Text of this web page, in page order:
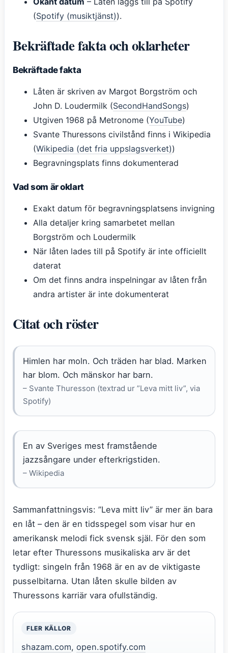
(Spotify (musiktjänst)).
Bekräftade fakta och oklarheter
Bekräftade fakta
Låten är skriven av Margot Borgström och
John D. Loudermilk (SecondHandSongs)
Utgiven 1968 på Metronome (YouTube)
Svante Thuressons civilstånd finns i Wikipedia
(Wikipedia (det fria uppslagsverket))
Begravningsplats finns dokumenterad
Vad som är oklart
Exakt datum för begravningsplatsens invigning
Alla detaljer kring samarbetet mellan
Borgström och Loudermilk
När låten lades till på Spotify är inte officiellt
daterat
Om det finns andra inspelningar av låten från
andra artister är inte dokumenterat
Citat och röster
Himlen har moln. Och träden har blad. Marken
har blom. Och mänskor har barn.
– Svante Thuresson (textrad ur ”Leva mitt liv”, via
Spotify)
En av Sveriges mest framstående
jazzsångare under efterkrigstiden.
– Wikipedia
Sammanfattningsvis: ”Leva mitt liv” är mer än bara
en låt – den är en tidsspegel som visar hur en
amerikansk melodi fick svensk själ. För den som
letar efter Thuressons musikaliska arv är det
tydligt: singeln från 1968 är en av de viktigaste
pusselbitarna. Utan låten skulle bilden av
Thuressons karriär vara ofullständig.
FLER KÄLLOR
shazam.com, open.spotify.com